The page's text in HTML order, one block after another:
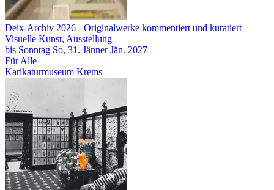
Deix-Archiv 2026 - Originalwerke kommentiert und kuratiert
Visuelle Kunst, Ausstellung
bis Sonntag So, 31. Jänner Jän. 2027
Für Alle
Karikaturmuseum Krems